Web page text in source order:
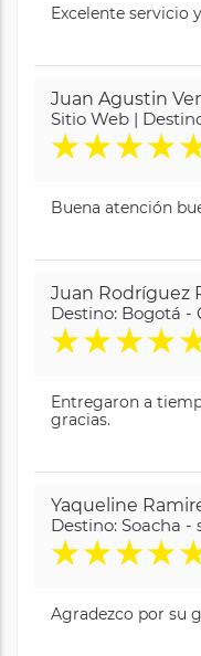
Excelente servicio
Juan Agustin
Sitio Web |
★★★★
Buena atención
Juan Rodríguez
Destino: Bogotá -
★★★★
Entregaron a
gracias.
Yaqueline
Destino: Soacha
★★★★
Agradezco por su